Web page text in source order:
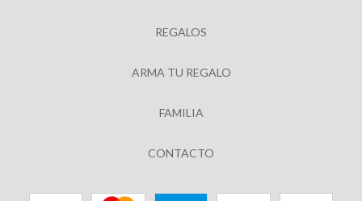
REGALOS
ARMA TU REGALO
FAMILIA
CONTACTO